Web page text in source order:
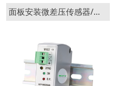
面板安装微差压传感器/变送器178A